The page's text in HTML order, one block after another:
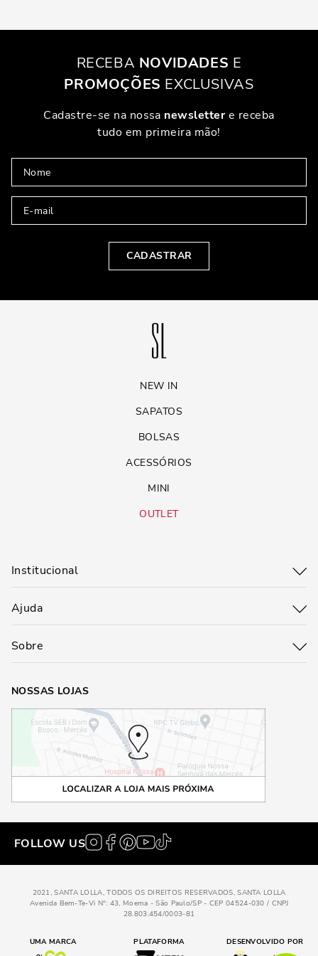
RECEBA NOVIDADES E
PROMOÇÕES EXCLUSIVAS
Cadastre-se na nossa newslettere receba
tudo em primeira mão!
CADASTRAR
NEW IN
SAPATOS
BOLSAS
ACESSÓRIOS
MINI
OUTLET
Institucional
Ajuda
Sobre
NOSSAS LOJAS
FOLLOW US
2021, SANTA LOLLA, TODOS OS DIREITOS RESERVADOS, SANTA LOLLA
Avenida Bem-Te-Vi N°: 43, Moema - São Paulo/SP - CEP 04524-030 / CNPJ
28.803.454/0003-81
UMA MARCA PLATAFORMA DESENVOLVIDO POR